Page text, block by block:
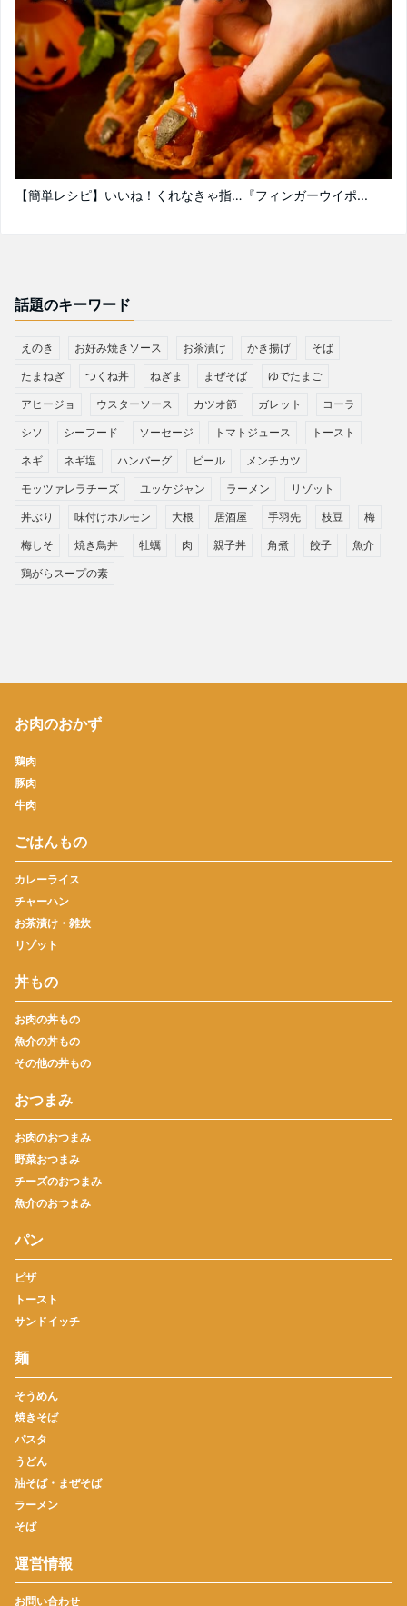
【簡単レシピ】いいね！くれなきゃ指…『フィンガーウイポ...
話題のキーワード
えのき お好み焼きソース お茶漬け かき揚げ そば
たまねぎ つくね丼 ねぎま まぜそば ゆでたまご
アヒージョ ウスターソース カツオ節 ガレット コーラ
シソ シーフード ソーセージ トマトジュース トースト
ネギ ネギ塩 ハンバーグ ビール メンチカツ
モッツァレラチーズ ユッケジャン ラーメン リゾット
丼ぶり 味付けホルモン 大根 居酒屋 手羽先 枝豆 梅
梅しそ 焼き鳥丼 牡蠣 肉 親子丼 角煮 餃子 魚介
鶏がらスープの素
お肉のおかず
鶏肉
豚肉
牛肉
ごはんもの
カレーライス
チャーハン
お茶漬け・雑炊
リゾット
丼もの
お肉の丼もの
魚介の丼もの
その他の丼もの
おつまみ
お肉のおつまみ
野菜おつまみ
チーズのおつまみ
魚介のおつまみ
パン
ピザ
トースト
サンドイッチ
麺
そうめん
焼きそば
パスタ
うどん
油そば・まぜそば
ラーメン
そば
運営情報
お問い合わせ